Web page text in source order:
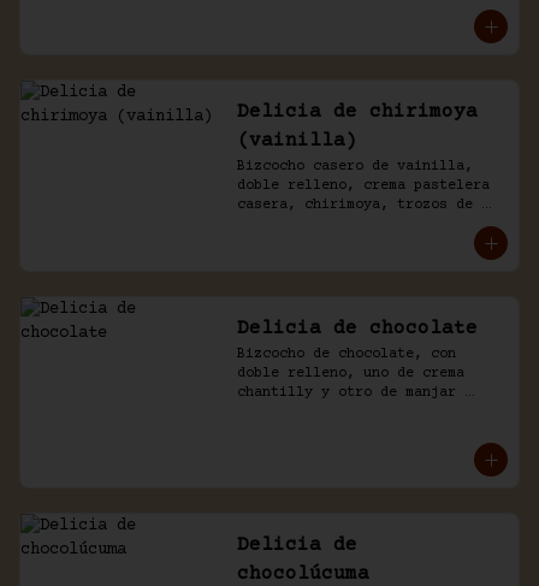
Delicia de chirimoya
(vainilla)
Bizcocho casero de vainilla,
doble relleno, crema pastelera
casera, chirimoya, trozos de
chantilly, decorado con manjar
Delicia de chocolate
Bizcocho de chocolate, con
doble relleno, uno de crema
chantilly y otro de manjar
Delicia de
chocolúcuma